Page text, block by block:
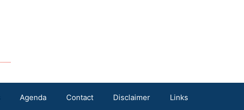
Agenda Contact Disclaimer Links